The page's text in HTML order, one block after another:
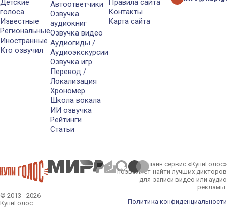
Детские
голоса
Известные
Региональные
Иностранные
Кто озвучил
Автоответчики
Озвучка
аудиокниг
Озвучка видео
Аудиогиды /
Аудиоэкскурсии
Озвучка игр
Перевод /
Локализация
Хрономер
Школа вокала
ИИ озвучка
Рейтинги
Статьи
Правила сайта
Контакты
Карта сайта
© 2013 - 2026
КупиГолос
Онлайн сервис «КупиГолос»
позволяет найти лучших дикторов
для записи видео или аудио
рекламы.
Политика конфиденциальности